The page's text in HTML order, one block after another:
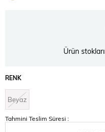
Ürün
RENK
Beyaz
Tahmini Teslim Süresi :